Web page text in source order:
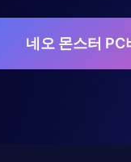
네오 몬스터 PC